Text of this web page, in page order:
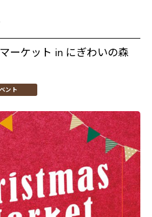
ーケット in にぎわいの森
ント